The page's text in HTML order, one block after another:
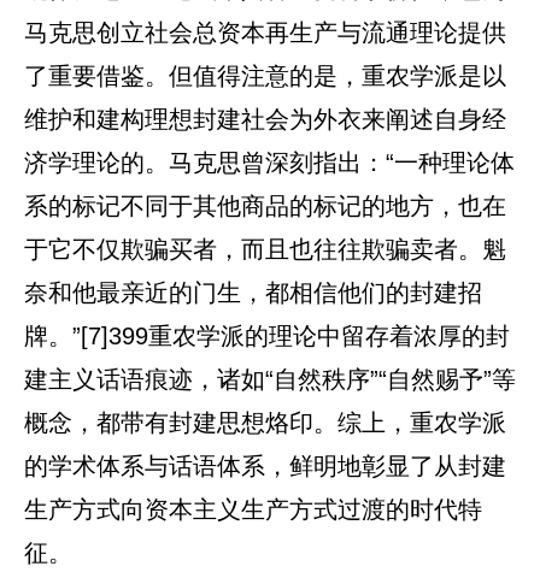
马克思创立社会总资本再生产与流通理论提供
了重要借鉴。但值得注意的是，重农学派是以
维护和建构理想封建社会为外衣来阐述自身经
济学理论的。马克思曾深刻指出：“一种理论体
系的标记不同于其他商品的标记的地方，也在
于它不仅欺骗买者，而且也往往欺骗卖者。魁
奈和他最亲近的门生，都相信他们的封建招
牌。”[7]399重农学派的理论中留存着浓厚的封
建主义话语痕迹，诸如“自然秩序”“自然赐予”等
概念，都带有封建思想烙印。综上，重农学派
的学术体系与话语体系，鲜明地彰显了从封建
生产方式向资本主义生产方式过渡的时代特
征。